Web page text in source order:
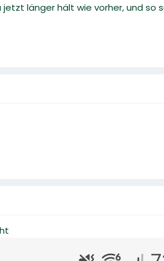
länger hält wie vorher, und so